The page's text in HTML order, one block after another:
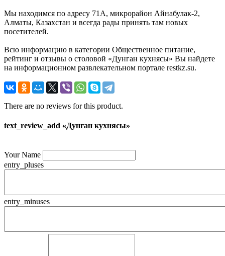
Мы находимся по адресу 71А, микрорайон Айнабулак-2,
Алматы, Казахстан и всегда рады принять там новых
посетителей.
Всю информацию в категории Общественное питание,
рейтинг и отзывы о столовой «Дунган кухнясы» Вы найдете
на информационном развлекательном портале restkz.su.
There are no reviews for this product.
text_review_add «Дунган кухнясы»
Your Name
entry_pluses
entry_minuses